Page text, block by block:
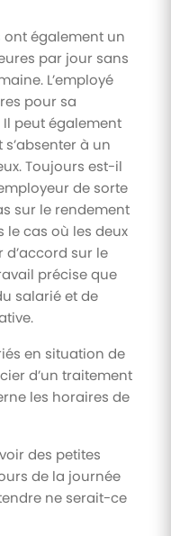
ont également un
par jour sans
L’employé
pour sa
Il peut également
à un
Toujours est-il
de sorte
sur le rendement
le cas où les deux
d’accord sur le
précise que
salarié et de
en situation de
d’un traitement
les horaires de
des petites
de la journée
ne serait-ce